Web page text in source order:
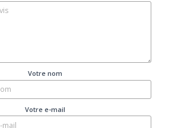
Votre nom
Votre e-mail